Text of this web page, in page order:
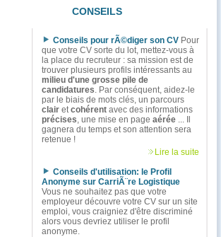
CONSEILS
Conseils pour rÃ©diger son CV Pour
que votre CV sorte du lot, mettez-vous à
la place du recruteur : sa mission est de
trouver plusieurs profils intéressants au
milieu d'une grosse pile de
candidatures. Par conséquent, aidez-le
par le biais de mots clés, un parcours
clair etcohérent avec des informations
précises, une mise en page aérée ... Il
gagnera du temps et son attention sera
retenue !
Lire la suite
Conseils d'utilisation: le Profil
Anonyme sur CarriÃ¨re Logistique
Vous ne souhaitez pas que votre
employeur découvre votre CV sur un site
emploi, vous craigniez d'être discriminé
alors vous devriez utiliser le profil
anonyme.